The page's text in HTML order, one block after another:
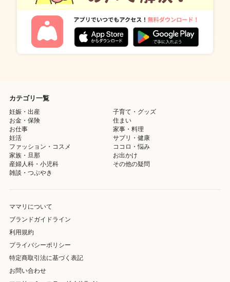
カテゴリ一覧
妊娠・出産
子育て・グッズ
お金・保険
住まい
お仕事
家事・料理
妊活
サプリ・健康
ファッション・コスメ
ココロ・悩み
家族・旦那
お出かけ
産婦人科・小児科
その他の疑問
雑談・つぶやき
ママリについて
ブランドガイドライン
利用規約
プライバシーポリシー
特定商取引法に基づく表記
お問い合わせ